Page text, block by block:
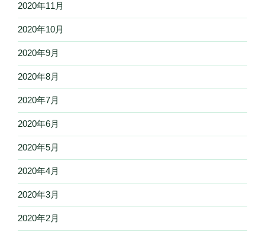
2020年11月
2020年10月
2020年9月
2020年8月
2020年7月
2020年6月
2020年5月
2020年4月
2020年3月
2020年2月